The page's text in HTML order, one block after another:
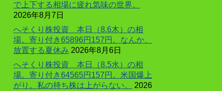
で上下する相場に疲れ気味の世界。
2026年8月7日
へそくり株投資 本日（8.6木）の相
場。寄り付き65896円157円。なんか、
放置する夏休み 2026年8月6日
へそくり株投資 本日（8.5水）の相
場。寄り付き64565円157円。米国爆上
がり。私の持ち株は上がらない。
2026